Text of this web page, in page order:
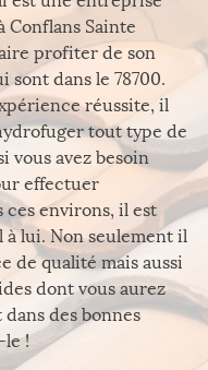
Conflans Sainte
profiter de son
sont dans le 78700.
réussite, il
tout type de
vous avez besoin
effectuer
ces environs, il est
à lui. Non seulement il
de qualité mais aussi
dont vous aurez
des bonnes
le !